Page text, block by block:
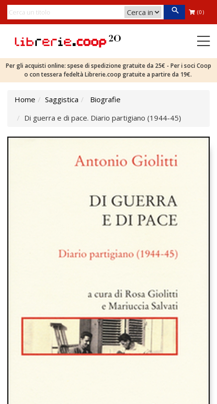
(0)
Per gli acquisti online: spese di spedizione gratuite da 25€ - Per i soci Coop
o con tessera fedeltà Librerie.coop gratuite a partire da 19€.
Home Saggistica
Biografie
Di guerra e di pace. Diario partigiano (1944-45)